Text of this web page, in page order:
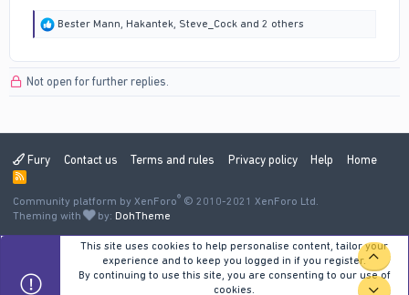
R
t
Bester Mann, Hakantek, Steve_Cock and 2 others
Not open for further replies.
Fury Contact us Terms and rules Privacy policy Help Home
R
S
Community platform by XenForo® © 2010-2021 XenForo Ltd.
Theming with
by: DohTheme
This site uses cookies to help personalise content, tailor your
experience and to keep you logged in if you register.
By continuing to use this site, you are consenting to our use of
cookies.
TOP